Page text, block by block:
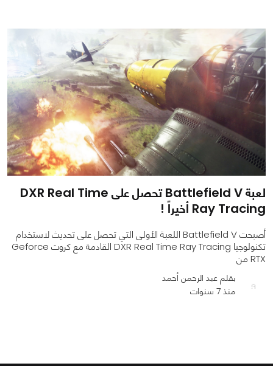
لعبة Battlefield V تحصل على DXR Real Time
Ray Tracing أخيراً !
أصبحت Battlefield V اللعبة الأولى التي تحصل على تحديث لاستخدام
تكنولوجيا DXR Real Time Ray Tracing القادمة مع كروت Geforce
RTX من
بقلم عبد الرحمن أحمد
منذ 7 سنوات